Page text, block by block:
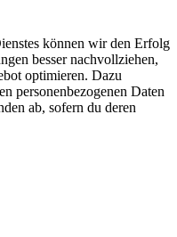
können wir den Erfolg
besser nachvollziehen,
optimieren. Dazu
personenbezogenen Daten
ab, sofern du deren